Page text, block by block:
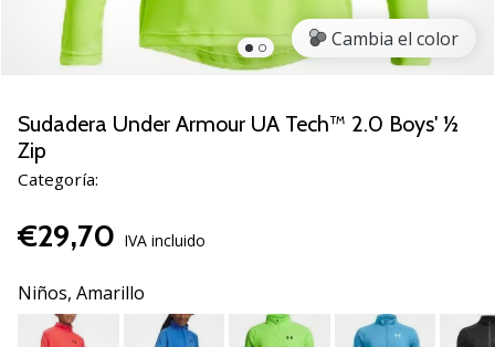
voleibol
Regalos
Navidad
para
jugadores
de
¡Nuestros
te
ayudarán
Cambia el color
Sudadera Under Armour UA Tech™ 2.0 Boys' ½
Zip
Categoría:
€29,70 IVA incluido
Niños, Amarillo